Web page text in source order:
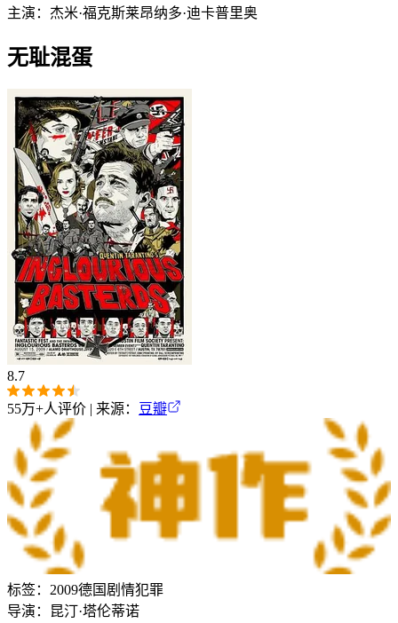
主演： 杰米·福克斯莱昂纳多·迪卡普里奥
无耻混蛋
8.7
55万+人评价 | 来源： 豆瓣
标签： 2009德国 剧情犯罪
导演：
昆汀·塔伦蒂诺